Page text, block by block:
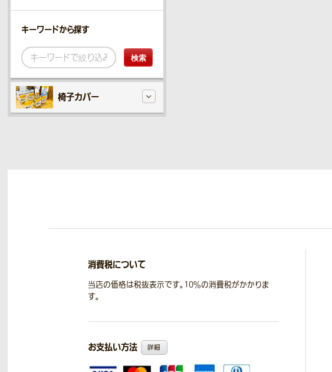
キーワードから探す
検索
椅子カバー
消費税について
当店の価格は税抜表示です。10％の消費税がかかりま
す。
お支払い方法 詳細